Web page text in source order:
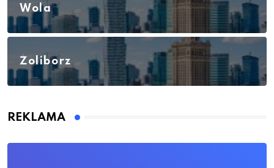
Wola
Żoliborz
REKLAMA